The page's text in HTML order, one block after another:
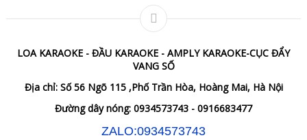
LOA KARAOKE - ĐẦU KARAOKE - AMPLY KARAOKE-CỤC ĐẨY
VANG SỐ
Địa chỉ: Số 56 Ngõ 115 ,Phố Trần Hòa, Hoàng Mai, Hà Nội
Đường dây nóng: 0934573743 - 0916683477
ZALO:0934573743